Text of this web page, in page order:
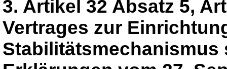
3. Artikel 32 Absatz 5,
Vertrages zur
Stabilitätsmechanismus